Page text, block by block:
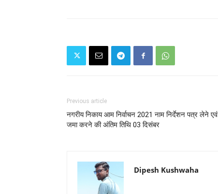
Previous article
नगरीय निकाय आम निर्वाचन 2021 नाम निर्देशन पत्र लेने एवं
जमा करने की अंतिम तिथि 03 दिसंबर
Dipesh Kushwaha